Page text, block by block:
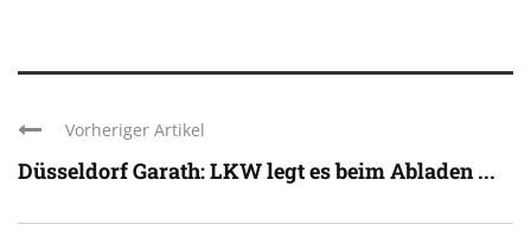
Vorheriger Artikel
Düsseldorf Garath: LKW legt es beim Abladen ...